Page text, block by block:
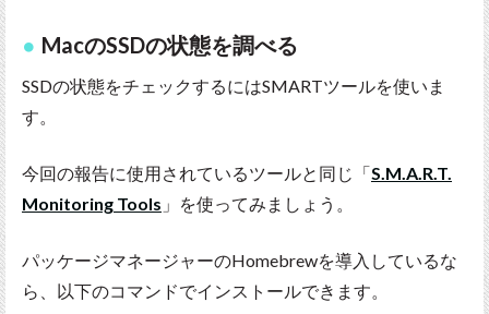
MacのSSDの状態を調べる
SSDの状態をチェックするにはSMARTツールを使いま
す。
今回の報告に使用されているツールと同じ「S.M.A.R.T.
Monitoring Tools 」を使ってみましょう。
パッケージマネージャーのHomebrewを導入しているな
ら、以下のコマンドでインストールできます。